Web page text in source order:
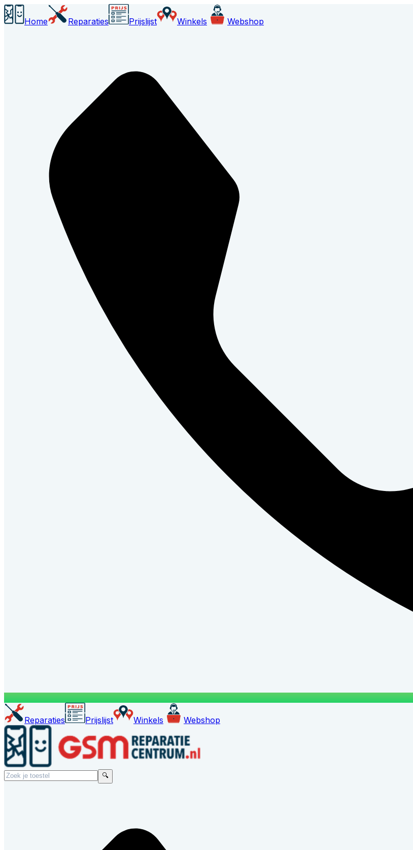
Home Reparaties Prijslijst Winkels Webshop
Reparaties Prijslijst Winkels Webshop
🔍